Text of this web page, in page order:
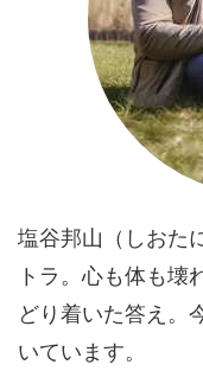
塩谷邦山（しおた
トラ。心も体も壊
どり着いた答え。
いています。